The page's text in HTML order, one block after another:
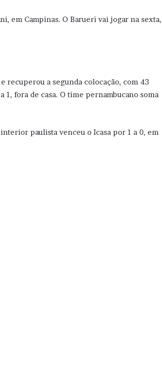
em Campinas. O Barueri vai jogar na sexta,
recuperou a segunda colocação, com 43
fora de casa. O time pernambucano soma
paulista venceu o Icasa por 1 a 0, em